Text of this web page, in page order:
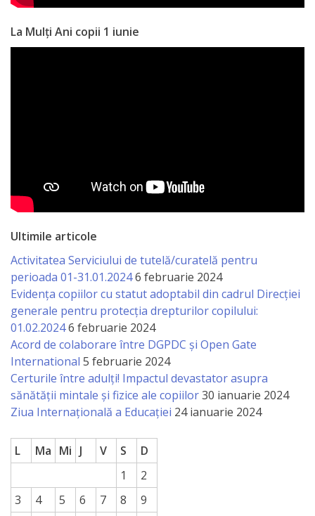
Știri
regulamente
Legislație
internațională
Legislație
națională
Acte
interne
Media
Comunicate
presă
La Mulți Ani copii 1 iunie
Ultimile articole
Activitatea Serviciului de tutelă/curatelă pentru
perioada 01-31.01.20246 februarie 2024
Evidența copiilor cu statut adoptabil din cadrul Direcției
generale pentru protecția drepturilor copilului:
01.02.20246 februarie 2024
Acord de colaborare între DGPDC și Open Gate
International 5 februarie 2024
Certurile între adulți! Impactul devastator asupra
sănătății mintale și fizice ale copiilor30 ianuarie 2024
Ziua Internațională a Educației 24 ianuarie 2024
L Ma Mi J V S
D
1
2
3
4 5 6 7 8
9